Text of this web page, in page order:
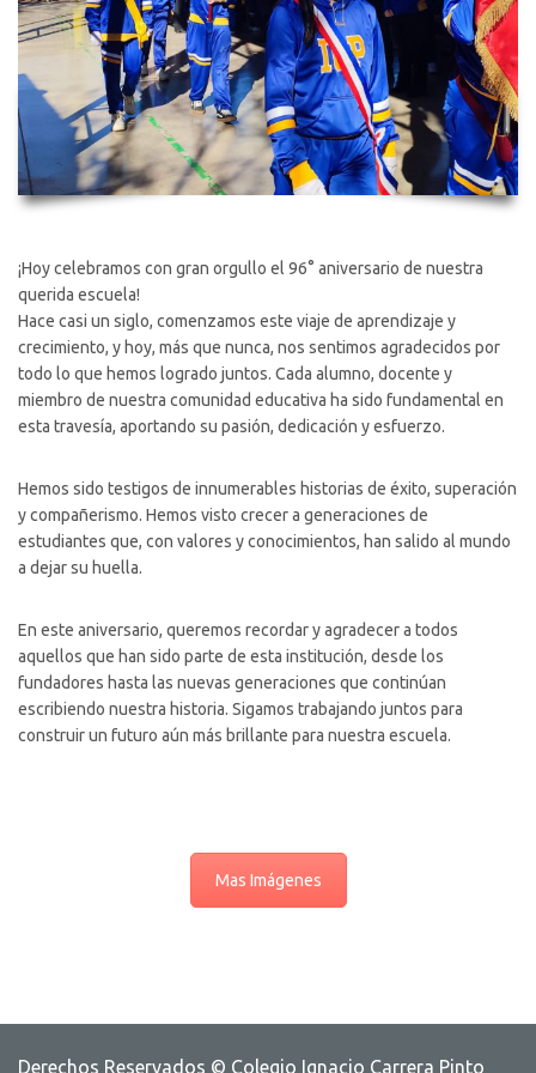
¡Hoy celebramos con gran orgullo el 96° aniversario de nuestra
querida escuela!
Hace casi un siglo, comenzamos este viaje de aprendizaje y
crecimiento, y hoy, más que nunca, nos sentimos agradecidos por
todo lo que hemos logrado juntos. Cada alumno, docente y
miembro de nuestra comunidad educativa ha sido fundamental en
esta travesía, aportando su pasión, dedicación y esfuerzo.
Hemos sido testigos de innumerables historias de éxito, superación
y compañerismo. Hemos visto crecer a generaciones de
estudiantes que, con valores y conocimientos, han salido al mundo
a dejar su huella.
En este aniversario, queremos recordar y agradecer a todos
aquellos que han sido parte de esta institución, desde los
fundadores hasta las nuevas generaciones que continúan
escribiendo nuestra historia. Sigamos trabajando juntos para
construir un futuro aún más brillante para nuestra escuela.
Mas Imágenes
Derechos Reservados © Colegio Ignacio Carrera Pinto